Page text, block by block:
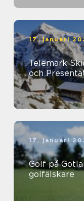
17. januari
Telemark
och
17. januari
Golf på
golfälskare